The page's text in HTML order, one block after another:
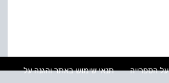
על הספרייה
תנאי שימוש באתר והגנה על